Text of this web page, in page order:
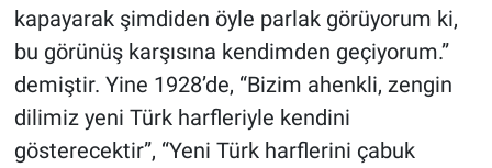
kapayarak şimdiden öyle parlak görüyorum ki,
bu görünüş karşısına kendimden geçiyorum.”
demiştir. Yine 1928’de, “Bizim ahenkli, zengin
dilimiz yeni Türk harfleriyle kendini
gösterecektir”, “Yeni Türk harflerini çabuk